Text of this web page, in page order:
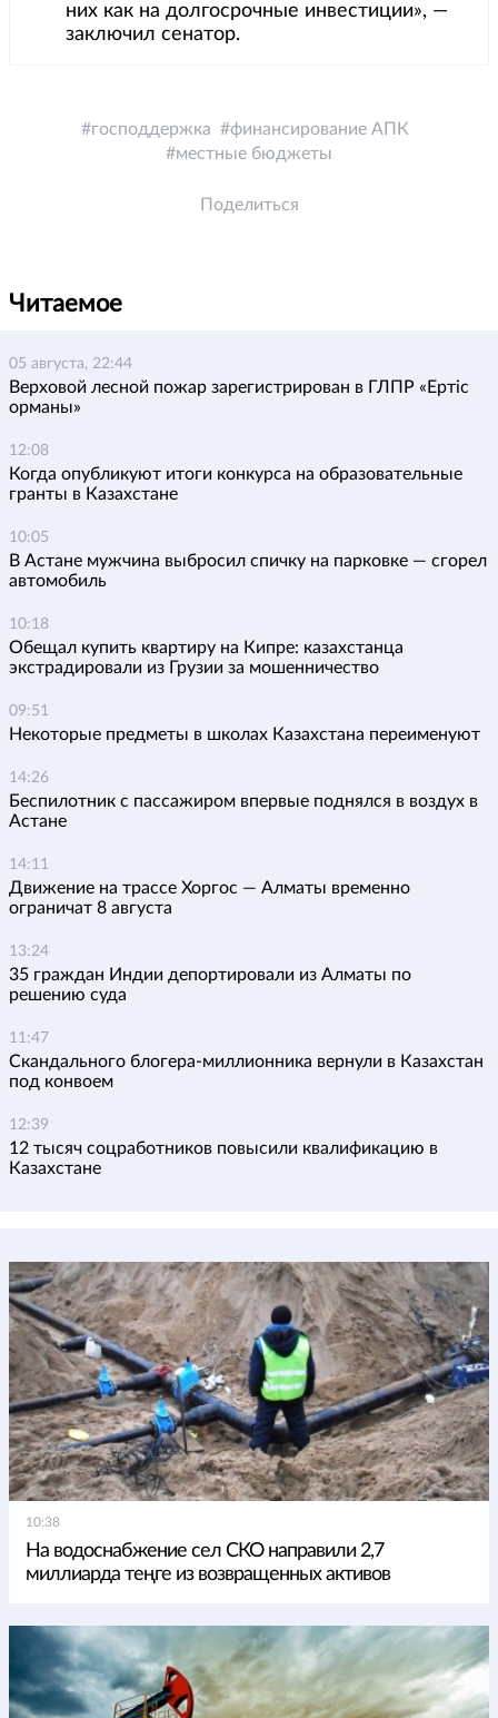
них как на долгосрочные инвестиции», —
заключил сенатор.
господдержка
финансирование АПК
местные бюджеты
Поделиться
Читаемое
05 августа, 22:44
Верховой лесной пожар зарегистрирован в ГЛПР «Ертіс
орманы»
12:08
Когда опубликуют итоги конкурса на образовательные
гранты в Казахстане
10:05
В Астане мужчина выбросил спичку на парковке — сгорел
автомобиль
10:18
Обещал купить квартиру на Кипре: казахстанца
экстрадировали из Грузии за мошенничество
09:51
Некоторые предметы в школах Казахстана переименуют
14:26
Беспилотник с пассажиром впервые поднялся в воздух в
Астане
14:11
Движение на трассе Хоргос — Алматы временно
ограничат 8 августа
13:24
35 граждан Индии депортировали из Алматы по
решению суда
11:47
Скандального блогера-миллионника вернули в Казахстан
под конвоем
12:39
12 тысяч соцработников повысили квалификацию в
Казахстане
10:38
На водоснабжение сел СКО направили 2,7
миллиарда теңге из возвращенных активов